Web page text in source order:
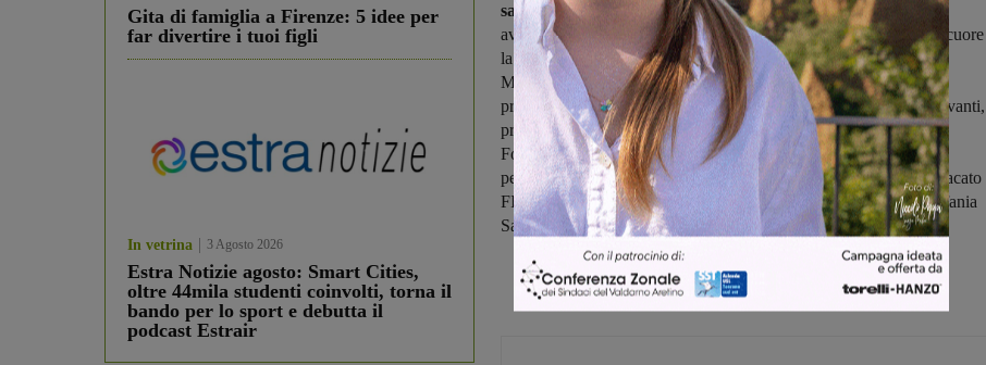
Gita di famiglia a Firenze: 5 idee per
far divertire i tuoi figli
In vetrina 3 Agosto 2026
Estra Notizie agosto: Smart Cities,
oltre 44mila studenti coinvolti, torna il
bando per lo sport e debutta il
podcast Estrair
salute dei cittadini ed in particolar modo delle emergenze;
avviene nel silenzio assordante di coloro che dovrebbero avere a cuore
la sicurezza e la salute dei propri cittadini, a partire dalla Sindaca
Mugnai. Malgrado i medici si fossero opposti a questa
programmazione dissennata – conclude Ciari – la ASL è andata avanti,
probabilmente nella certezza del silenzio della politica locale.
Fortunatamente i Medici stanno contrastando questa disastrosa e
pericolosa programmazione: in particolar modo i Medici del Sindacato
FISMU hanno proclamato lo sciopero e scritto all’Assessore Stefania
Saccardi".